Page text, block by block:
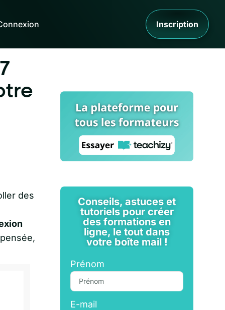
Inscription
des
Conseils, astuces et
tutoriels pour créer
des formations en
ligne, le tout dans
votre boîte mail !
Prénom
E-mail